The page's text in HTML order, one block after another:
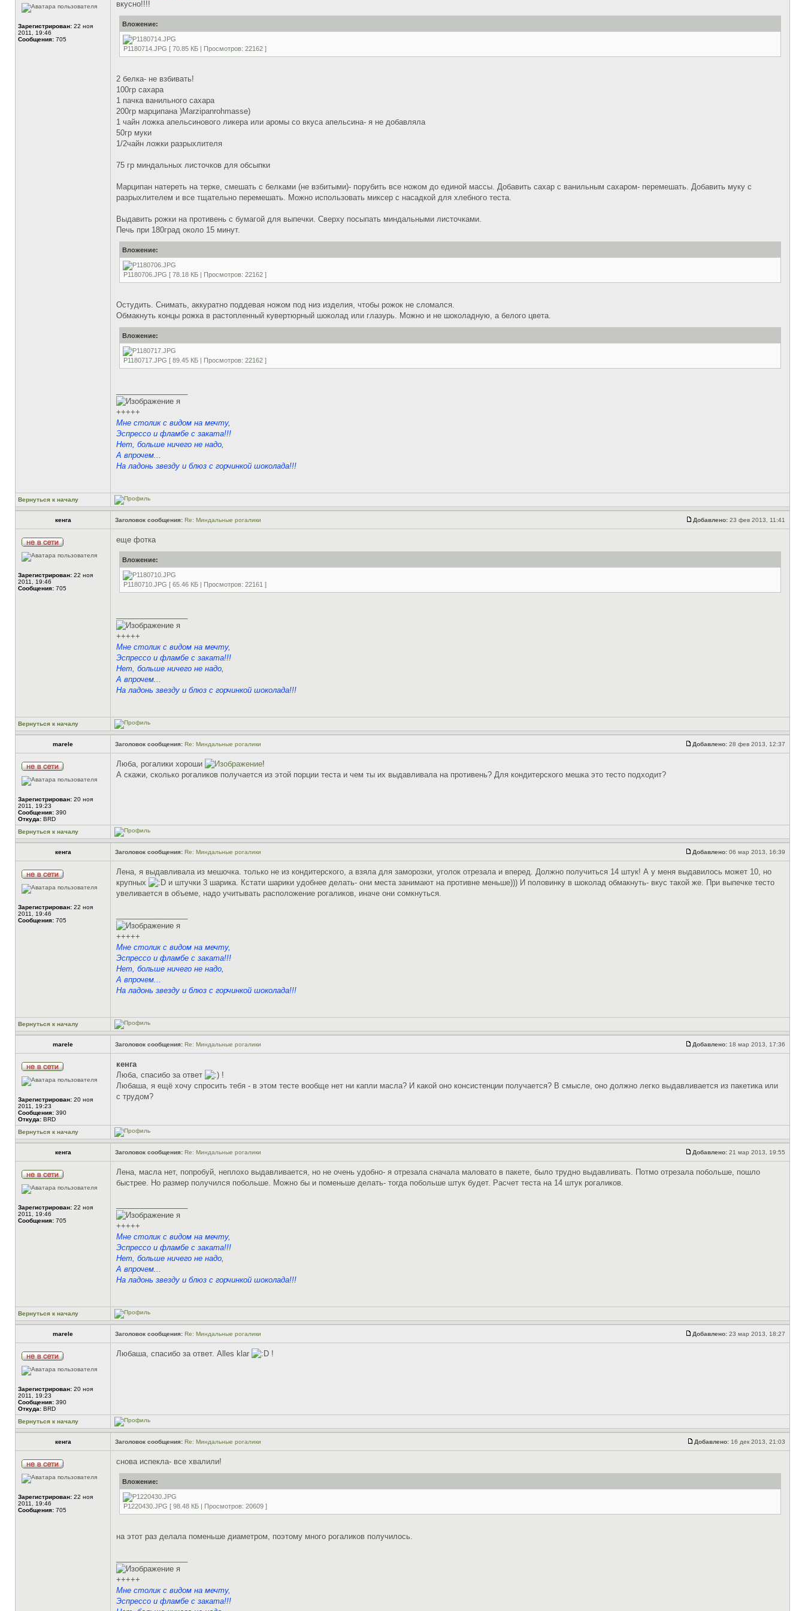
Зарегистрирован: 22 ноя
2011, 19:46
Сообщения: 705
вкусно!!!!
Вложение:
P1180714.JPG [ 70.85 КБ | Просмотров: 22162 ]
2 белка- не взбивать!
100гр сахара
1 пачка ванильного сахара
200гр марципана )Marzipanrohmasse)
1 чайн ложка апельсинового ликера или аромы со вкуса апельсина- я не добавляла
50гр муки
1/2чайн ложки разрыхлителя
75 гр миндальных листочков для обсыпки
Марципан натереть на терке, смешать с белками (не взбитыми)- порубить все ножом до единой массы. Добавить сахар с ванильным сахаром- перемешать. Добавить муку с
разрыхлителем и все тщательно перемешать. Можно использовать миксер с насадкой для хлебного теста.
Выдавить рожки на противень с бумагой для выпечки. Сверху посыпать миндальными листочками.
Печь при 180град около 15 минут.
Вложение:
P1180706.JPG [ 78.18 КБ | Просмотров: 22162 ]
Остудить. Снимать, аккуратно поддевая ножом под низ изделия, чтобы рожок не сломался.
Обмакнуть концы рожка в растопленный кувертюрный шоколад или глазурь. Можно и не шоколадную, а белого цвета.
Вложение:
P1180717.JPG [ 89.45 КБ | Просмотров: 22162 ]
я
+++++
Мне столик с видом на мечту,
Эспрессо и фламбе с заката!!!
Нет, больше ничего не надо,
А впрочем...
На ладонь звезду и блюз с горчинкой шоколада!!!
Вернуться к началу
кенга Заголовок сообщения: Re: Миндальные рогалики Добавлено: 23 фев 2013, 11:41
Зарегистрирован: 22 ноя
2011, 19:46
Сообщения: 705
еще фотка
Вложение:
P1180710.JPG [ 65.46 КБ | Просмотров: 22161 ]
я
+++++
Мне столик с видом на мечту,
Эспрессо и фламбе с заката!!!
Нет, больше ничего не надо,
А впрочем...
На ладонь звезду и блюз с горчинкой шоколада!!!
Вернуться к началу
marele Заголовок сообщения: Re: Миндальные рогалики Добавлено: 28 фев 2013, 12:37
Зарегистрирован: 20 ноя
2011, 19:23
Сообщения: 390
Откуда: BRD
Люба, рогалики хороши
!
А скажи, сколько рогаликов получается из этой порции теста и чем ты их выдавливала на противень? Для кондитерского мешка это тесто подходит?
Вернуться к началу
кенга Заголовок сообщения: Re: Миндальные рогалики Добавлено: 06 мар 2013, 16:39
Зарегистрирован: 22 ноя
2011, 19:46
Сообщения: 705
Лена, я выдавливала из мешочка. только не из кондитерского, а взяла для заморозки, уголок отрезала и вперед. Должно получиться 14 штук! А у меня выдавилось может 10, но
крупных
и штучки 3 шарика. Кстати шарики удобнее делать- они места занимают на противне меньше))) И половинку в шоколад обмакнуть- вкус такой же. При выпечке тесто
увеливается в объеме, надо учитывать расположение рогаликов, иначе они сомкнуться.
я
+++++
Мне столик с видом на мечту,
Эспрессо и фламбе с заката!!!
Нет, больше ничего не надо,
А впрочем...
На ладонь звезду и блюз с горчинкой шоколада!!!
Вернуться к началу
marele Заголовок сообщения: Re: Миндальные рогалики Добавлено: 18 мар 2013, 17:36
Зарегистрирован: 20 ноя
2011, 19:23
Сообщения: 390
Откуда: BRD
кенга
Люба, спасибо за ответ
!
Любаша, я ещё хочу спросить тебя - в этом тесте вообще нет ни капли масла? И какой оно консистенции получается? В смысле, оно должно легко выдавливается из пакетика или
с трудом?
Вернуться к началу
кенга Заголовок сообщения: Re: Миндальные рогалики Добавлено: 21 мар 2013, 19:55
Зарегистрирован: 22 ноя
2011, 19:46
Сообщения: 705
Лена, масла нет, попробуй, неплохо выдавливается, но не очень удобно- я отрезала сначала маловато в пакете, было трудно выдавливать. Потмо отрезала побольше, пошло
быстрее. Но размер получился побольше. Можно бы и поменьше делать- тогда побольше штук будет. Расчет теста на 14 штук рогаликов.
я
+++++
Мне столик с видом на мечту,
Эспрессо и фламбе с заката!!!
Нет, больше ничего не надо,
А впрочем...
На ладонь звезду и блюз с горчинкой шоколада!!!
Вернуться к началу
marele Заголовок сообщения: Re: Миндальные рогалики Добавлено: 23 мар 2013, 18:27
Зарегистрирован: 20 ноя
2011, 19:23
Сообщения: 390
Откуда: BRD
Любаша, спасибо за ответ. Alles klar !
Вернуться к началу
кенга Заголовок сообщения: Re: Миндальные рогалики Добавлено: 16 дек 2013, 21:03
Зарегистрирован: 22 ноя
2011, 19:46
Сообщения: 705
снова испекла- все хвалили!
Вложение:
P1220430.JPG [ 98.48 КБ | Просмотров: 20609 ]
на этот раз делала поменьше диаметром, поэтому много рогаликов получилось.
я
+++++
Мне столик с видом на мечту,
Эспрессо и фламбе с заката!!!